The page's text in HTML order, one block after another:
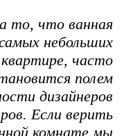
то, что ванная
небольших
часто
полем
дизайнеров
Если верить
комнате мы